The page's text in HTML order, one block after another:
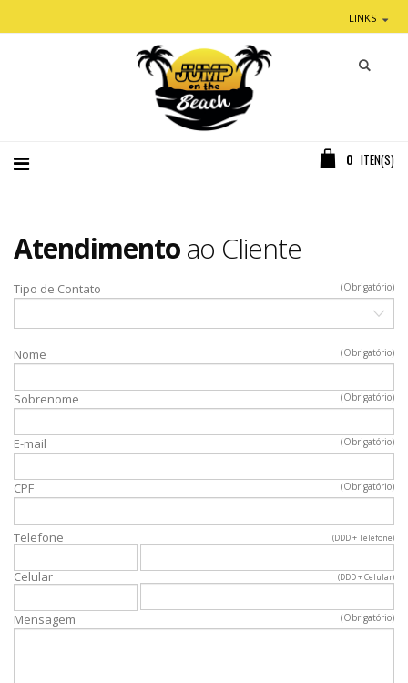
LINKS
0 ITEN(S)
Atendimentoao Cliente
Tipo de Contato (Obrigatório)
Nome (Obrigatório)
Sobrenome (Obrigatório)
E-mail (Obrigatório)
CPF (Obrigatório)
Telefone (DDD + Telefone)
Celular (DDD + Celular)
Mensagem (Obrigatório)